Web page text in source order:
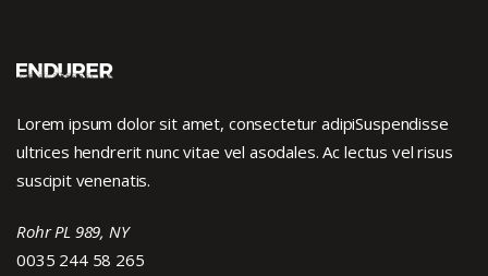
Lorem ipsum dolor sit amet, consectetur adipiSuspendisse
ultrices hendrerit nunc vitae vel asodales. Ac lectus vel risus
suscipit venenatis.
Rohr PL 989, NY
0035 244 58 265